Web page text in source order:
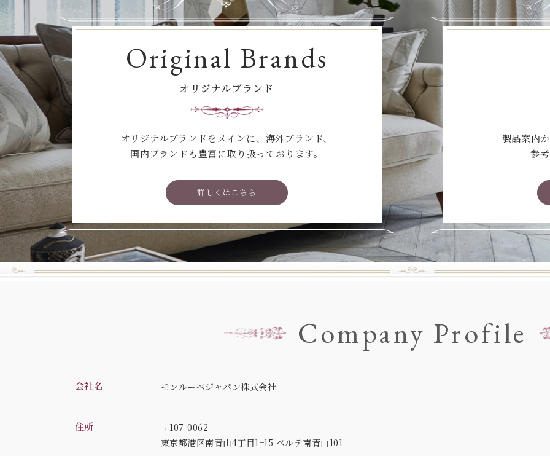
Original Brands
オリジナルブランド
オリジナルブランドをメインに、海外ブランド、
国内ブランドも豊富に取り扱っております。
詳しくはこちら
製品案内
参
Company Profile
会社名 モンルーベジャパン株式会社
住所
〒107-0062
東京都港区南青山4丁目1−15 ベルテ南青山101